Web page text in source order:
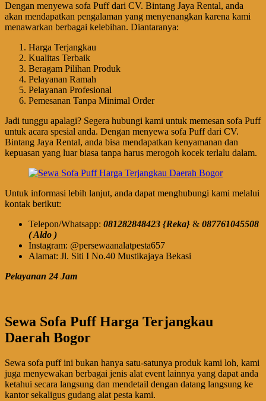
Dengan menyewa sofa Puff dari CV. Bintang Jaya Rental, anda
akan mendapatkan pengalaman yang menyenangkan karena kami
menawarkan berbagai kelebihan. Diantaranya:
Harga Terjangkau
Kualitas Terbaik
Beragam Pilihan Produk
Pelayanan Ramah
Pelayanan Profesional
Pemesanan Tanpa Minimal Order
Jadi tunggu apalagi? Segera hubungi kami untuk memesan sofa Puff
untuk acara spesial anda. Dengan menyewa sofa Puff dari CV.
Bintang Jaya Rental, anda bisa mendapatkan kenyamanan dan
kepuasan yang luar biasa tanpa harus merogoh kocek terlalu dalam.
Untuk informasi lebih lanjut, anda dapat menghubungi kami melalui
kontak berikut:
Telepon/Whatsapp: 081282848423 {Reka} & 087761045508
( Aldo )
Instagram: @persewaanalatpesta657
Alamat: Jl. Siti I No.40 Mustikajaya Bekasi
Pelayanan 24 Jam
Sewa Sofa Puff Harga Terjangkau
Daerah Bogor
Sewa sofa puff ini bukan hanya satu-satunya produk kami loh, kami
juga menyewakan berbagai jenis alat event lainnya yang dapat anda
ketahui secara langsung dan mendetail dengan datang langsung ke
kantor sekaligus gudang alat pesta kami.